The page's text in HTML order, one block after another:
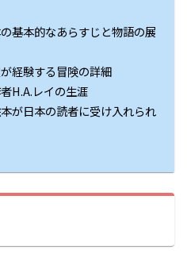
基本的なあらすじと物語の展
経験する冒険の詳細
H.A.レイの生涯
が日本の読者に受け入れられ